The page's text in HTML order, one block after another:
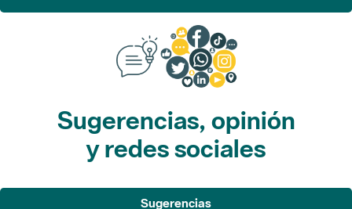
Sugerencias, opinión
y redes sociales
Sugerencias